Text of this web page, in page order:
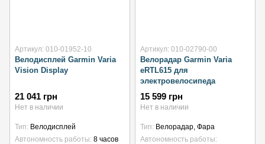
Артикул: 010-01952-10
Велодисплей Garmin Varia
Vision Display
21 041 грн
Нет в наличии
Тип Велодисплей
Автономность работы 8 часов
Артикул: 010-02790-00
Велорадар Garmin Varia
eRTL615 для
электровелосипеда
15 599 грн
Нет в наличии
Тип Велорадар, Фара
Автономность работы